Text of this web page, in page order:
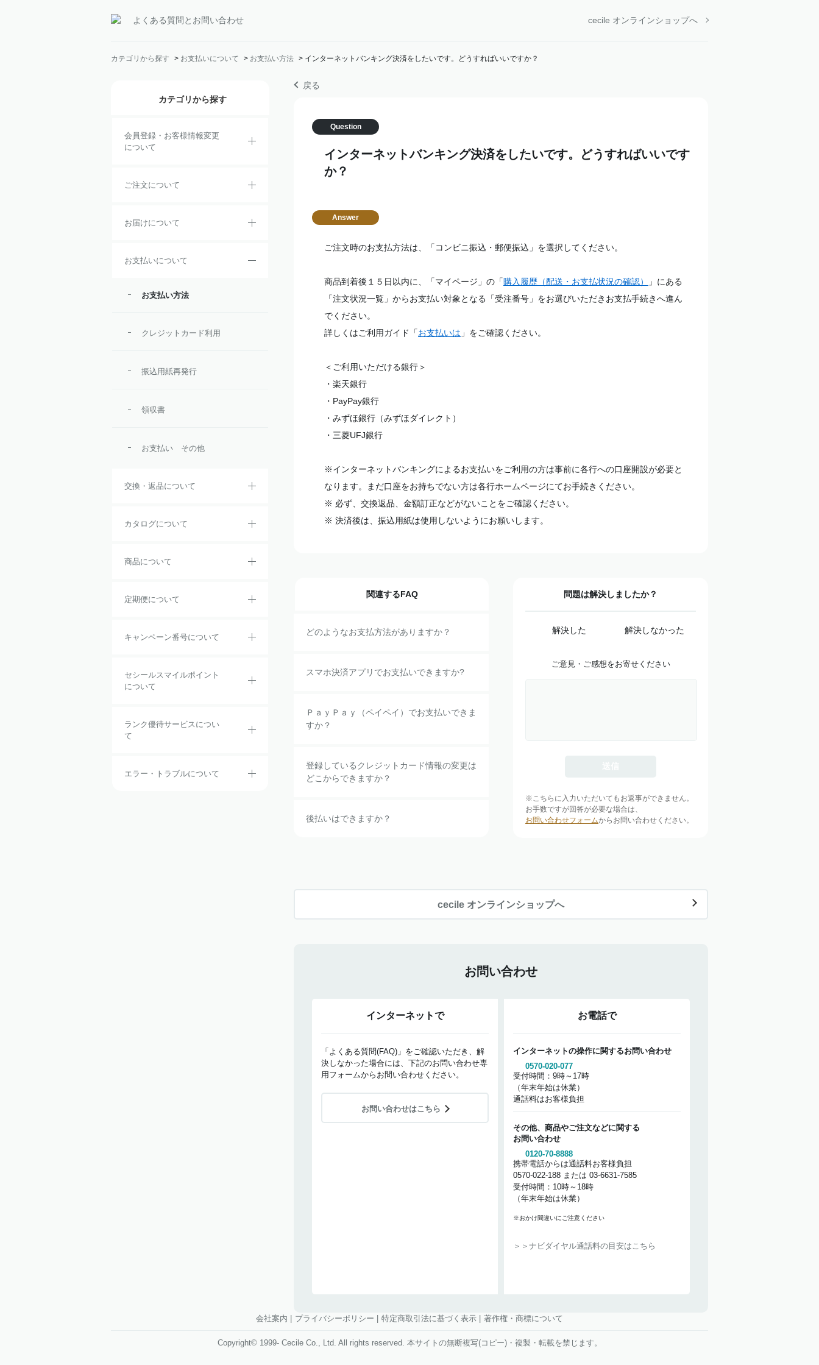
よくある質問とお問い合わせ cecile オンラインショップへ
カテゴリから探す > お支払いについて > お支払い方法 > インターネットバンキング決済をしたいです。どうすればいいですか？
カテゴリから探す
会員登録・お客様情報変更
について
ご注文について
お届けについて
お支払いについて
お支払い方法
クレジットカード利用
振込用紙再発行
領収書
お支払い その他
交換・返品について
カタログについて
商品について
定期便について
キャンペーン番号について
セシールスマイルポイント
について
ランク優待サービスについ
て
エラー・トラブルについて
戻る
インターネットバンキング決済をしたいです。どうすればいいです
か？
ご注文時のお支払方法は、「コンビニ振込・郵便振込」を選択してください。
商品到着後１５日以内に、「マイページ」の「購入履歴（配送・お支払状況の確認）
」にある
「注文状況一覧」からお支払い対象となる「受注番号」をお選びいただきお支払手続きへ進ん
でください。
詳しくはご利用ガイド「お支払いは 」をご確認ください。
＜ご利用いただける銀行＞
・楽天銀行
・PayPay銀行
・みずほ銀行（みずほダイレクト）
・三菱UFJ銀行
※インターネットバンキングによるお支払いをご利用の方は事前に各行への口座開設が必要と
なります。まだ口座をお持ちでない方は各行ホームページにてお手続きください。
※ 必ず、交換返品、金額訂正などがないことをご確認ください。
※ 決済後は、振込用紙は使用しないようにお願いします。
関連するFAQ
どのようなお支払方法がありますか？
スマホ決済アプリでお支払いできますか?
ＰａｙＰａｙ（ペイペイ）でお支払いできま
すか？
登録しているクレジットカード情報の変更は
どこからできますか？
後払いはできますか？
問題は解決しましたか？
解決した 解決しなかった
ご意見・ご感想をお寄せください
※こちらに入力いただいてもお返事ができません。
お手数ですが回答が必要な場合は、
お問い合わせフォームからお問い合わせください。
cecile オンラインショップへ
お問い合わせ
インターネットで
「よくある質問(FAQ)」をご確認いただき、解
決しなかった場合には、下記のお問い合わせ専
用フォームからお問い合わせください。
お問い合わせはこちら
お電話で
インターネットの操作に関するお問い合わせ
0570-020-077
受付時間：9時～17時
（年末年始は休業）
通話料はお客様負担
その他、商品やご注文などに関する
お問い合わせ
0120-70-8888
携帯電話からは通話料お客様負担
0570-022-188 または 03-6631-7585
受付時間：10時～18時
（年末年始は休業）
※おかけ間違いにご注意ください
＞＞ナビダイヤル通話料の目安はこちら
会社案内 プライバシーポリシー 特定商取引法に基づく表示 著作権・商標について
Copyright© 1999- Cecile Co., Ltd. All rights reserved. 本サイトの無断複写(コピー)・複製・転載を禁じます。